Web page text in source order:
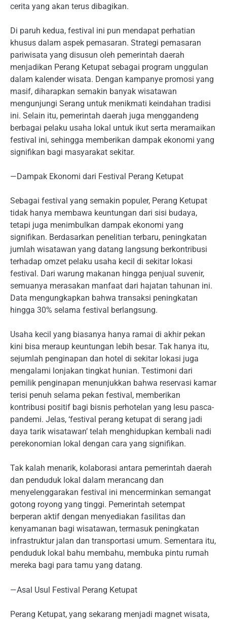
cerita yang akan terus dibagikan.
Di paruh kedua, festival ini pun mendapat perhatian
khusus dalam aspek pemasaran. Strategi pemasaran
pariwisata yang disusun oleh pemerintah daerah
menjadikan Perang Ketupat sebagai program unggulan
dalam kalender wisata. Dengan kampanye promosi yang
masif, diharapkan semakin banyak wisatawan
mengunjungi Serang untuk menikmati keindahan tradisi
ini. Selain itu, pemerintah daerah juga menggandeng
berbagai pelaku usaha lokal untuk ikut serta meramaikan
festival ini, sehingga memberikan dampak ekonomi yang
signifikan bagi masyarakat sekitar.
—Dampak Ekonomi dari Festival Perang Ketupat
Sebagai festival yang semakin populer, Perang Ketupat
tidak hanya membawa keuntungan dari sisi budaya,
tetapi juga menimbulkan dampak ekonomi yang
signifikan. Berdasarkan penelitian terbaru, peningkatan
jumlah wisatawan yang datang langsung berkontribusi
terhadap omzet pelaku usaha kecil di sekitar lokasi
festival. Dari warung makanan hingga penjual suvenir,
semuanya merasakan manfaat dari hajatan tahunan ini.
Data mengungkapkan bahwa transaksi peningkatan
hingga 30% selama festival berlangsung.
Usaha kecil yang biasanya hanya ramai di akhir pekan
kini bisa meraup keuntungan lebih besar. Tak hanya itu,
sejumlah penginapan dan hotel di sekitar lokasi juga
mengalami lonjakan tingkat hunian. Testimoni dari
pemilik penginapan menunjukkan bahwa reservasi kamar
terisi penuh selama pekan festival, memberikan
kontribusi positif bagi bisnis perhotelan yang lesu pasca-
pandemi. Jelas, ‘festival perang ketupat di serang jadi
daya tarik wisatawan’ telah menghidupkan kembali nadi
perekonomian lokal dengan cara yang signifikan.
Tak kalah menarik, kolaborasi antara pemerintah daerah
dan penduduk lokal dalam merancang dan
menyelenggarakan festival ini mencerminkan semangat
gotong royong yang tinggi. Pemerintah setempat
berperan aktif dengan menyediakan fasilitas dan
kenyamanan bagi wisatawan, termasuk peningkatan
infrastruktur jalan dan transportasi umum. Sementara itu,
penduduk lokal bahu membahu, membuka pintu rumah
mereka bagi para tamu yang datang.
—Asal Usul Festival Perang Ketupat
Perang Ketupat, yang sekarang menjadi magnet wisata,